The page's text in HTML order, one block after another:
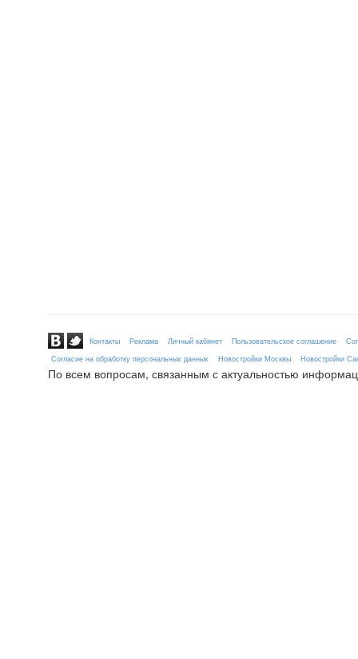
Контакты Реклама Личный кабинет Пользовательское соглашение
Согласие на обработку персональных данных
Новостройки Москвы Новостройки
По всем вопросам, связанным с актуальностью